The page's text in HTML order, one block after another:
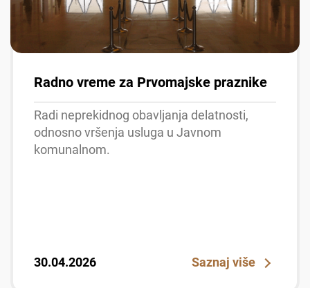
Radno vreme za Prvomajske praznike
Radi neprekidnog obavljanja delatnosti,
odnosno vršenja usluga u Javnom
komunalnom.
30.04.2026 Saznaj više